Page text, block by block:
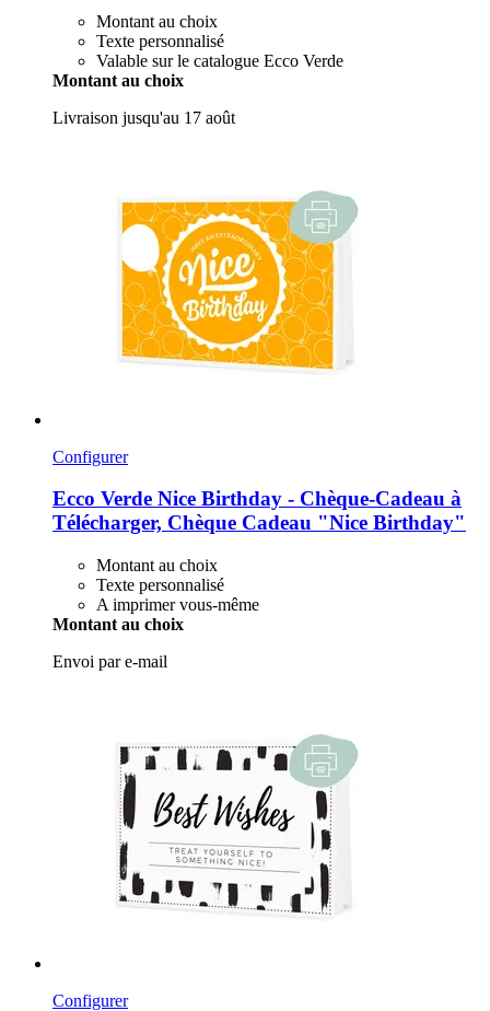
Montant au choix
Texte personnalisé
Valable sur le catalogue Ecco Verde
Montant au choix
Livraison jusqu'au 17 août
Configurer
Ecco Verde Nice Birthday -​ Chèque-​Cadeau à
Télécharger, Chèque Cadeau "Nice Birthday"
Montant au choix
Texte personnalisé
A imprimer vous-même
Montant au choix
Envoi par e-mail
Configurer